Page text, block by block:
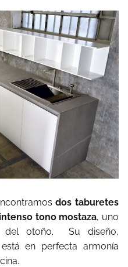
dos taburetes
tono mostaza, uno
del otoño. Su diseño,
en perfecta armonía